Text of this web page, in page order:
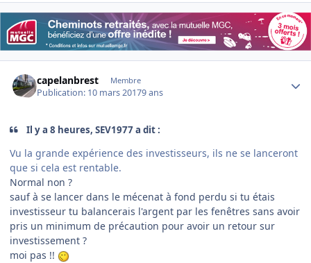
capelanbrest Membre
Publication: 10 mars 20179 ans
Il y a 8 heures, SEV1977 a dit :
Vu la grande expérience des investisseurs, ils ne se lanceront
que si cela est rentable.
Normal non ?
sauf à se lancer dans le mécenat à fond perdu si tu étais
investisseur tu balancerais l'argent par les fenêtres sans avoir
pris un minimum de précaution pour avoir un retour sur
investissement ?
moi pas !!